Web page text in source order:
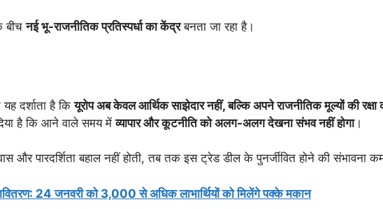
बीचनई भू-राजनीतिक प्रतिस्पर्धा का केंद्रबनता जा रहा है।
यह दर्शाता है कियूरोप अब केवल आर्थिक साझेदार नहीं, बल्कि अपने राजनीतिक मूल्यों की
है कि आने वाले समय मेंव्यापार और कूटनीति को अलग-अलग देखना संभव नहीं होगा।
और पारदर्शिता बहाल नहीं होती, तब तक इस ट्रेड डील के पुनर्जीवित होने की संभावना कम
24 जनवरी को 3,000 से अधिक लाभार्थियों को मिलेंगे पक्के मकान